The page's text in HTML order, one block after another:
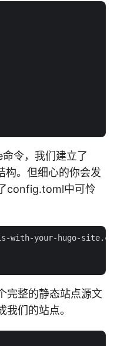
令，我们建立了
。但细心的你会发
config.toml中可怜
with-your-hugo-
完整的静态站点源文
们的站点。